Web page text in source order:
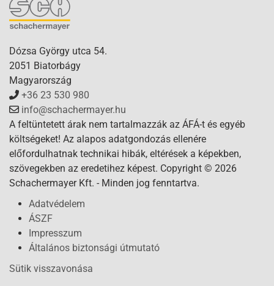
Dózsa György utca 54.
2051 Biatorbágy
Magyarország
+36 23 530 980
info@schachermayer.hu
A feltüntetett árak nem tartalmazzák az ÁFÁ-t és egyéb
költségeket! Az alapos adatgondozás ellenére
előfordulhatnak technikai hibák, eltérések a képekben,
szövegekben az eredetihez képest. Copyright © 2026
Schachermayer Kft. - Minden jog fenntartva.
Adatvédelem
ÁSZF
Impresszum
Általános biztonsági útmutató
Sütik visszavonása